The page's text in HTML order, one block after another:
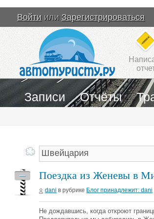
Войти или Зарегистрироваться
Записи Отчёты
Поездка из Женевы в
dani в рубрике Блог принадлежит: dani
Не дождавшись, когда откроют
—